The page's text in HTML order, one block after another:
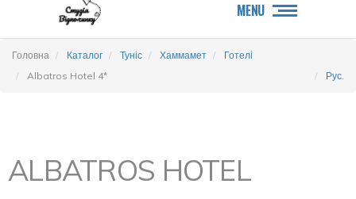
MENU
Головна Каталог Туніс Хаммамет
Готелі
Albatros Hotel 4*
Рус.
ALBATROS HOTEL